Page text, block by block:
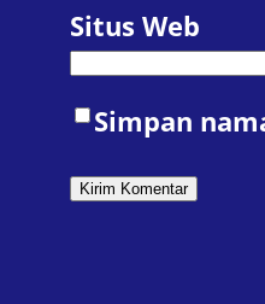
Situs Web
Simpan